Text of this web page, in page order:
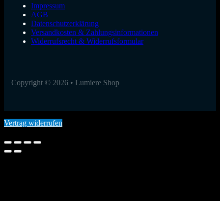
Impressum
AGB
Datenschutzerklärung
Versandkosten & Zahlungsinformationen
Widerrufsrecht & Widerrufsformular
Copyright © 2026 • Lumiere Shop
Vertrag widerrufen